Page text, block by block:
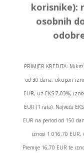
korisnike):
osobnih
PRIMJER KREDITA:
od 30 dana, ukupan
EUR, uz EKS 7,03%,
EUR (1 rata). Najveća
EUR na period od 150
iznosi 1.016,70 EUR,
Premije 16,70 EUR te